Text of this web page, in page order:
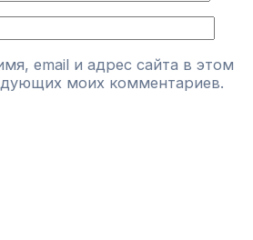
email и адрес сайта в этом
моих комментариев.